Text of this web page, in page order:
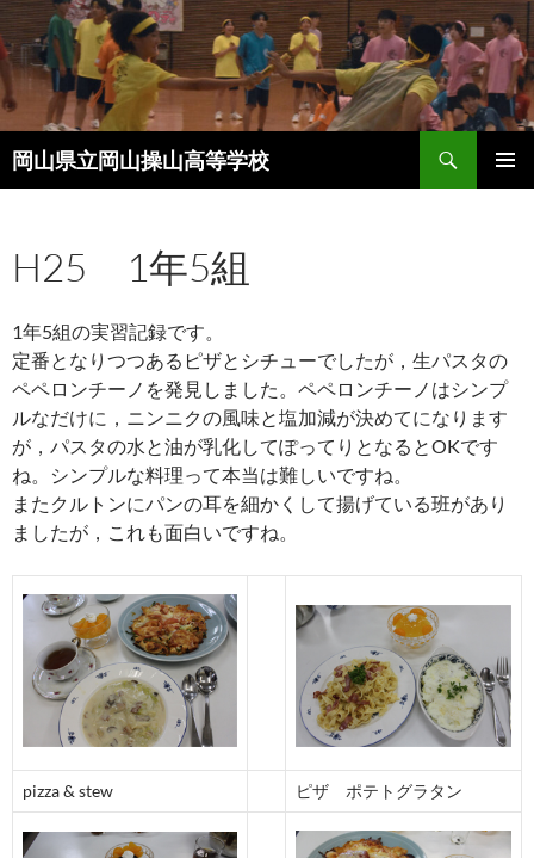
コ
ン
テ
ン
ツ
へ
ス
プ
岡山県立岡山操山高等学校
索
H25 1年5組
1年5組の実習記録です。
定番となりつつあるピザとシチューでしたが，生パスタの
ペペロンチーノを発見しました。ペペロンチーノはシンプ
ルなだけに，ニンニクの風味と塩加減が決めてになります
が，パスタの水と油が乳化してぽってりとなるとOKです
ね。シンプルな料理って本当は難しいですね。
またクルトンにパンの耳を細かくして揚げている班があり
ましたが，これも面白いですね。
pizza & stew ピザ ポテトグラタン